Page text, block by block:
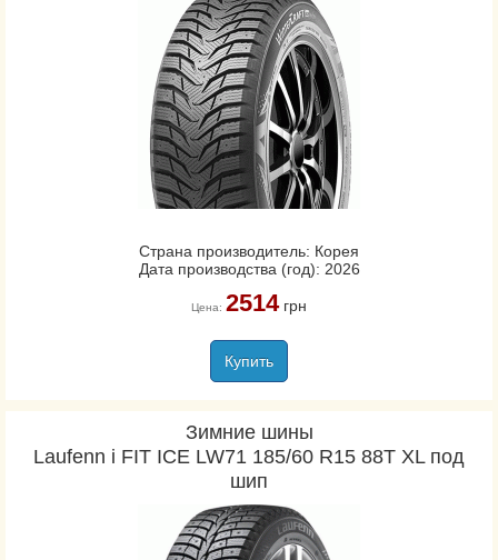
Страна производитель: Корея
Дата производства (год): 2026
Цена: 2514грн
Купить
Зимние шины
Laufenn i FIT ICE LW71 185/60 R15 88T XL под
шип